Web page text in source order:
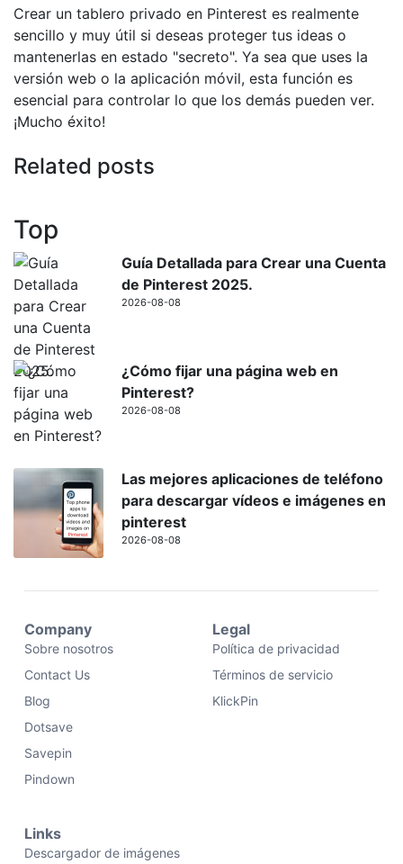
Crear un tablero privado en Pinterest es realmente
sencillo y muy útil si deseas proteger tus ideas o
mantenerlas en estado "secreto". Ya sea que uses la
versión web o la aplicación móvil, esta función es
esencial para controlar lo que los demás pueden ver.
¡Mucho éxito!
Related posts
Top
Guía Detallada para Crear una Cuenta
de Pinterest 2025.
2026-08-08
¿Cómo fijar una página web en
Pinterest?
2026-08-08
Las mejores aplicaciones de teléfono
para descargar vídeos e imágenes en
pinterest
2026-08-08
Company
Sobre nosotros
Contact Us
Blog
Dotsave
Savepin
Pindown
Legal
Política de privacidad
Términos de servicio
KlickPin
Links
Descargador de imágenes